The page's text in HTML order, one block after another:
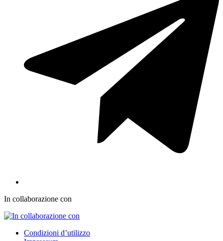
In collaborazione con
Condizioni d’utilizzo